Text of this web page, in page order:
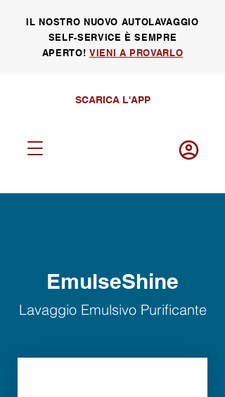
IL NOSTRO NUOVO AUTOLAVAGGIO
SELF-SERVICE È SEMPRE
APERTO! VIENI A PROVARLO
SCARICA L'APP
EmulseShine
Lavaggio Emulsivo Purificante